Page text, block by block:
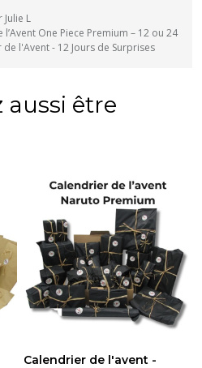
L
One Piece Premium – 12 ou 24
l'Avent - 12 Jours de Surprises
aussi être
Calendrier de l'avent -